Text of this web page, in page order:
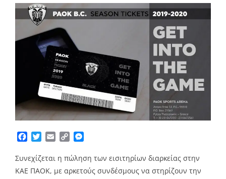
Facebook
TwitterEmailCopy
Συνεχίζεται η πώληση των εισιτηρίων διαρκείας στην
ΚΑΕ ΠΑΟΚ, με αρκετούς συνδέσμους να στηρίζουν την